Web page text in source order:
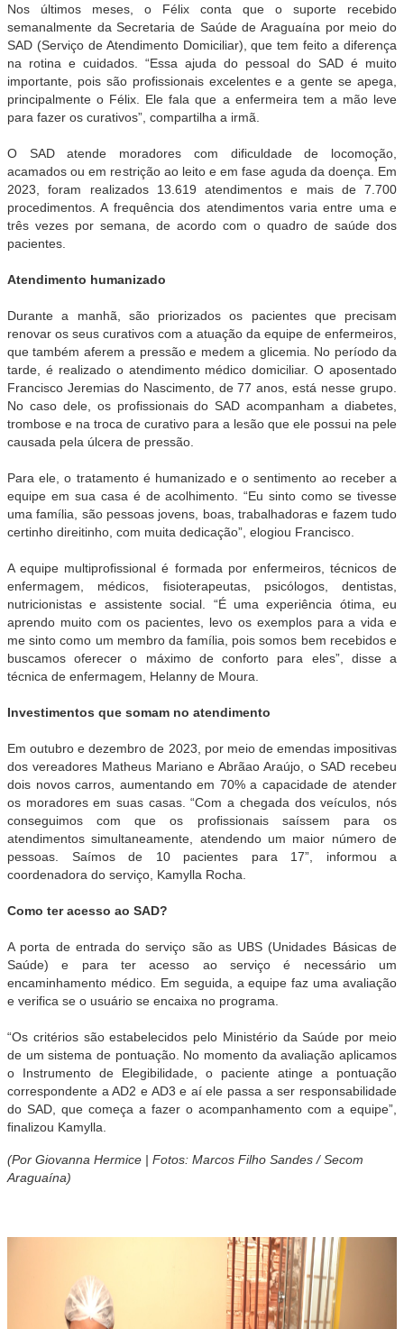
Nos últimos meses, o Félix conta que o suporte recebido
semanalmente da Secretaria de Saúde de Araguaína por meio do
SAD (Serviço de Atendimento Domiciliar), que tem feito a diferença
na rotina e cuidados. “Essa ajuda do pessoal do SAD é muito
importante, pois são profissionais excelentes e a gente se apega,
principalmente o Félix. Ele fala que a enfermeira tem a mão leve
para fazer os curativos”, compartilha a irmã.
O SAD atende moradores com dificuldade de locomoção,
acamados ou em restrição ao leito e em fase aguda da doença. Em
2023, foram realizados 13.619 atendimentos e mais de 7.700
procedimentos. A frequência dos atendimentos varia entre uma e
três vezes por semana, de acordo com o quadro de saúde dos
pacientes.
Atendimento humanizado
Durante a manhã, são priorizados os pacientes que precisam
renovar os seus curativos com a atuação da equipe de enfermeiros,
que também aferem a pressão e medem a glicemia. No período da
tarde, é realizado o atendimento médico domiciliar. O aposentado
Francisco Jeremias do Nascimento, de 77 anos, está nesse grupo.
No caso dele, os profissionais do SAD acompanham a diabetes,
trombose e na troca de curativo para a lesão que ele possui na pele
causada pela úlcera de pressão.
Para ele, o tratamento é humanizado e o sentimento ao receber a
equipe em sua casa é de acolhimento. “Eu sinto como se tivesse
uma família, são pessoas jovens, boas, trabalhadoras e fazem tudo
certinho direitinho, com muita dedicação”, elogiou Francisco.
A equipe multiprofissional é formada por enfermeiros, técnicos de
enfermagem, médicos, fisioterapeutas, psicólogos, dentistas,
nutricionistas e assistente social. “É uma experiência ótima, eu
aprendo muito com os pacientes, levo os exemplos para a vida e
me sinto como um membro da família, pois somos bem recebidos e
buscamos oferecer o máximo de conforto para eles”, disse a
técnica de enfermagem, Helanny de Moura.
Investimentos que somam no atendimento
Em outubro e dezembro de 2023, por meio de emendas impositivas
dos vereadores Matheus Mariano e Abrãao Araújo, o SAD recebeu
dois novos carros, aumentando em 70% a capacidade de atender
os moradores em suas casas. “Com a chegada dos veículos, nós
conseguimos com que os profissionais saíssem para os
atendimentos simultaneamente, atendendo um maior número de
pessoas. Saímos de 10 pacientes para 17”, informou a
coordenadora do serviço, Kamylla Rocha.
Como ter acesso ao SAD?
A porta de entrada do serviço são as UBS (Unidades Básicas de
Saúde) e para ter acesso ao serviço é necessário um
encaminhamento médico. Em seguida, a equipe faz uma avaliação
e verifica se o usuário se encaixa no programa.
“Os critérios são estabelecidos pelo Ministério da Saúde por meio
de um sistema de pontuação. No momento da avaliação aplicamos
o Instrumento de Elegibilidade, o paciente atinge a pontuação
correspondente a AD2 e AD3 e aí ele passa a ser responsabilidade
do SAD, que começa a fazer o acompanhamento com a equipe”,
finalizou Kamylla.
(Por Giovanna Hermice | Fotos: Marcos Filho Sandes / Secom
Araguaína)